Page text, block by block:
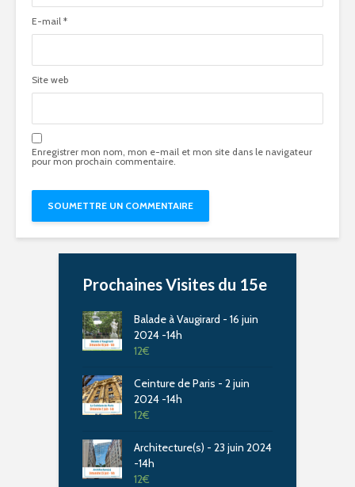
E-mail *
Site web
Enregistrer mon nom, mon e-mail et mon site dans le navigateur
pour mon prochain commentaire.
Prochaines Visites du 15e
Balade à Vaugirard - 16 juin
2024 -14h
12€
Ceinture de Paris - 2 juin
2024 -14h
12€
Architecture(s) - 23 juin 2024
-14h
12€